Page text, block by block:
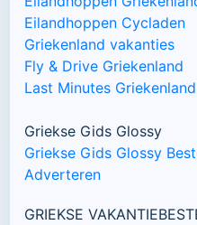
Eilandhoppen Cycladen
Griekenland vakanties
Fly & Drive Griekenland
Last Minutes Griekenland
Griekse Gids Glossy
Griekse Gids Glossy
Adverteren
GRIEKSE